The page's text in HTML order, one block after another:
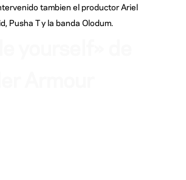
tambien el productor Ariel
Pusha T y la banda Olodum.